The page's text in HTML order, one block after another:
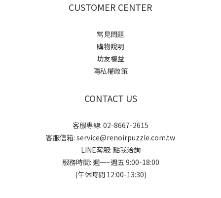
CUSTOMER CENTER
常見問題
購物說明
坊友權益
隱私權政策
CONTACT US
客服專線: 02-8667-2615
客服信箱: service@renoirpuzzle.com.tw
LINE客服: 點我洽詢
服務時間: 週一~週五 9:00-18:00
(午休時間 12:00-13:30)